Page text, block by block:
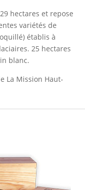
hectares et repose
variétés de
établis à
25 hectares
blanc.
La Mission Haut-